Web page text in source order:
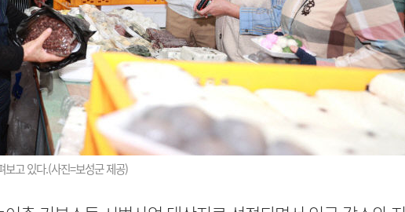
보고 있다.(사진=보성군 제공)